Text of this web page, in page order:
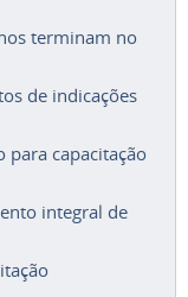
terminam no
de indicações
para capacitação
integral de